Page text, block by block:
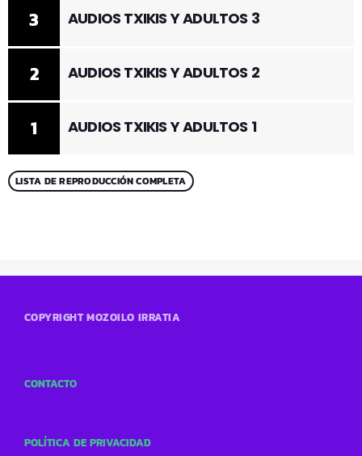
1 AUDIOS TXIKIS Y ADULTOS 1
2 AUDIOS TXIKIS Y ADULTOS 2
3 AUDIOS TXIKIS Y ADULTOS 3
LISTA DE REPRODUCCIÓN COMPLETA
COPYRIGHT MOZOILO IRRATIA
CONTACTO
POLÍTICA DE PRIVACIDAD